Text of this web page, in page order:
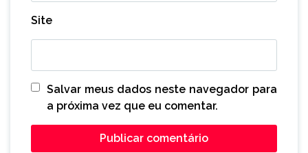
Site
Salvar meus dados neste navegador para
a próxima vez que eu comentar.